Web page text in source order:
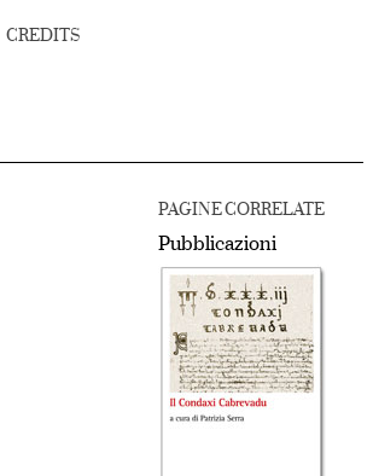
CREDITS
PAGINE CORRELATE
Pubblicazioni